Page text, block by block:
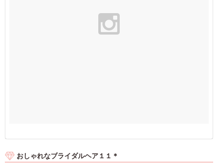
おしゃれなブライダルヘア１１＊